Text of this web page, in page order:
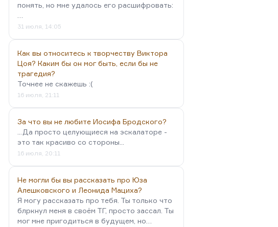
понять, но мне удалось его расшифровать:
31 июля, 14:05
Как вы относитесь к творчеству Виктора
Цоя? Каким бы он мог быть, если бы не
трагедия?
Точнее не скажешь :(
16 июля, 21:11
За что вы не любите Иосифа Бродского?
...Да просто целующиеся на эскалаторе -
это так красиво со стороны...
16 июля, 20:11
Не могли бы вы рассказать про Юза
Алешковского и Леонида Мациха?
Я могу рассказать про тебя. Ты только что
блркнул меня в своём ТГ, просто зассал. Ты
мог мне пригодиться в будущем, но…